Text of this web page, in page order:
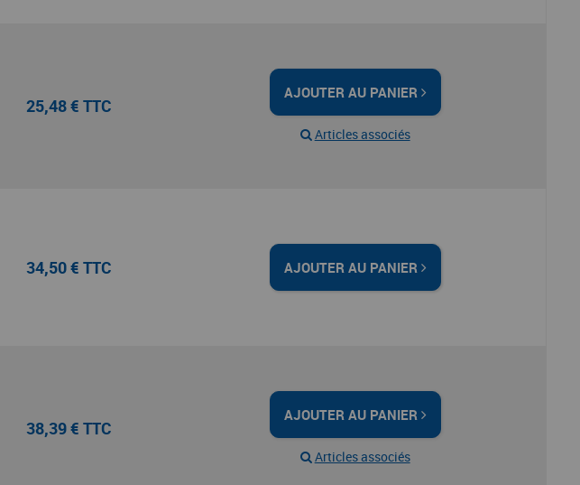
25,48 € TTC
AJOUTER AU PANIER
Articles associés
34,50 € TTC AJOUTER AU PANIER
38,39 € TTC
AJOUTER AU PANIER
Articles associés